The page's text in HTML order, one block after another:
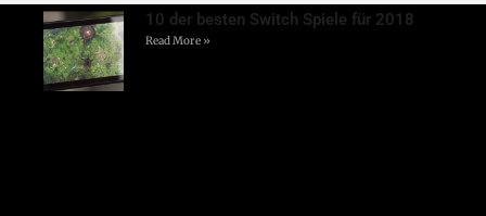
10 der besten Switch Spiele für 2018
Read More »